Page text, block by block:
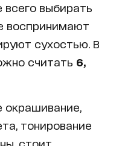
выбирать
воспринимают
сухостью. В
считать 6,
окрашивание,
тонирование
стоит